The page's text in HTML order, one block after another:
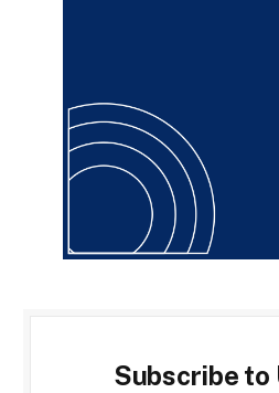
Subscribe to